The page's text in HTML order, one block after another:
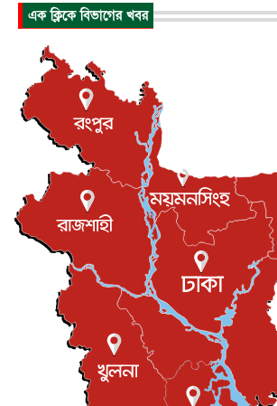
পাকিস্তান-তুরস্কের সঙ্গে প্রতিরক্ষা
যুক্তরাজ্যে গ্রুমিং কেলেঙ্কারি :
আন্তর্জাতিক
বিরোধ কাটিয়ে কূটনৈতিক সম্পর্ক
আন্তর্জাতিক
এবার ওটিটিতে মুক্তি পেল ‘মালিক’
বিনোদন
রিয়ালকে ‘না’ বলা রদ্রির জন্য বার্সার
খেলাধুলা
শিল্পকলায় চলচ্চিত্র উৎসব, বিনা মূল্যে
বিনোদন
ইস্ট লন্ডন মসজিদের জুমার খুতবা :
লেন্স...
ইসলাম ও জীবন
এক ক্লিকে বিভাগের খবর